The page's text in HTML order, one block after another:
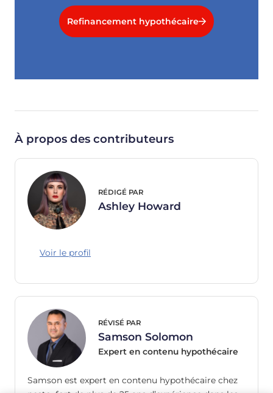
Refinancement hypothécaire
À propos des contributeurs
RÉDIGÉ PAR
Ashley Howard
Voir le profil
RÉVISÉ PAR
Samson Solomon
Expert en contenu hypothécaire
Samson est expert en contenu hypothécaire chez